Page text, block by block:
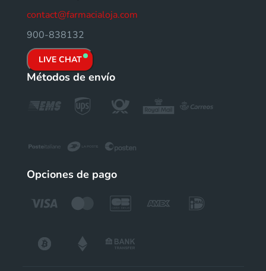
contact@farmacialoja.com
900-838132
LIVE CHAT
Métodos de envío
Opciones de pago